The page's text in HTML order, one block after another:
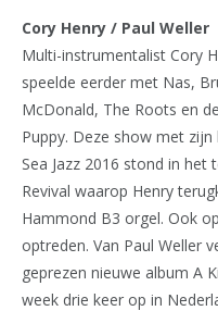
Cory Henry / Paul Weller
Multi-instrumentalist Cory
speelde eerder met Nas,
McDonald, The Roots en
Puppy. Deze show met
Sea Jazz 2016 stond in het
Revival waarop Henry
Hammond B3 orgel. Ook
optreden. Van Paul Weller
geprezen nieuwe album A
week drie keer op in